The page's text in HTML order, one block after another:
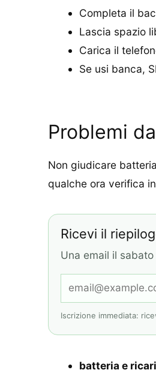
Completa il
Lascia spazio
Carica il
Se usi banca,
Problemi
Non giudicare
qualche ora verifica
Ricevi il
Una email il
Iscrizione immediata:
batteria e